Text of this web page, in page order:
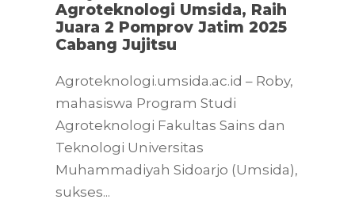
Agroteknologi Umsida, Raih
Juara 2 Pomprov Jatim 2025
Cabang Jujitsu
Agroteknologi.umsida.ac.id – Roby,
mahasiswa Program Studi
Agroteknologi Fakultas Sains dan
Teknologi Universitas
Muhammadiyah Sidoarjo (Umsida),
sukses...